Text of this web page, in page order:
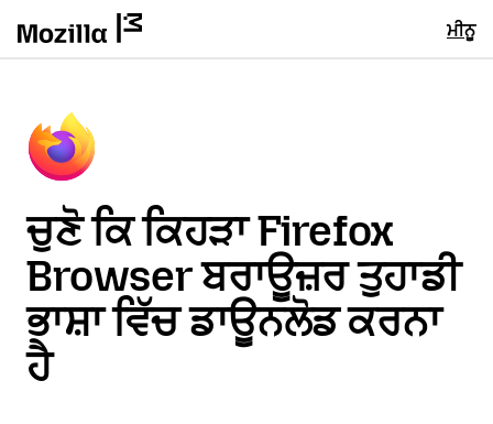
ਮੀਨੂ
ਚੁਣੋ ਕਿ ਕਿਹੜਾ Firefox
Browser ਬਰਾਊਜ਼ਰ ਤੁਹਾਡੀ
ਭਾਸ਼ਾ ਵਿੱਚ ਡਾਊਨਲੋਡ ਕਰਨਾ
ਹੈ